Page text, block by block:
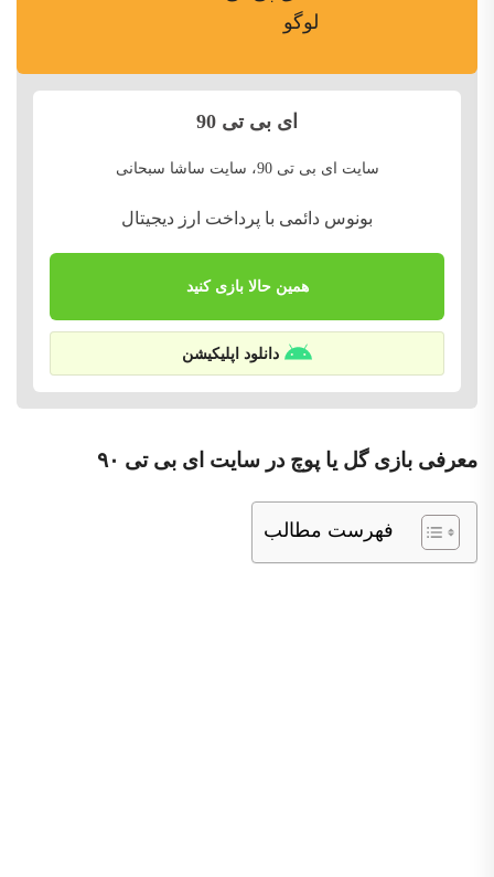
ای بی تی 90
سایت ای بی تی 90، سایت ساشا سبحانی
بونوس دائمی با پرداخت ارز دیجیتال
همین حالا بازی کنید
دانلود اپلیکیشن
معرفی بازی گل یا پوچ در سایت ای بی تی ۹۰
فهرست مطالب